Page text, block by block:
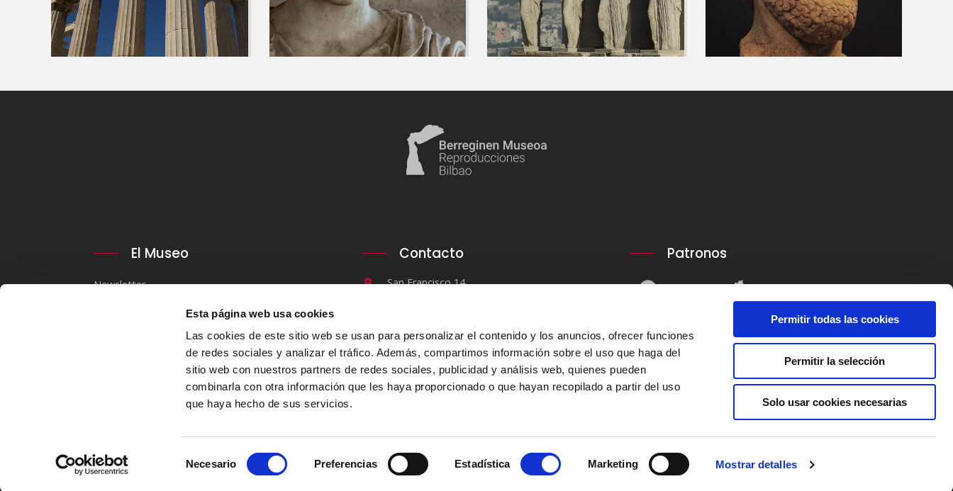
Esta página web usa cookies
Las cookies de este sitio web se usan para personalizar el contenido y los anuncios, ofrecer funciones
de redes sociales y analizar el tráfico. Además, compartimos información sobre el uso que haga del
sitio web con nuestros partners de redes sociales, publicidad y análisis web, quienes pueden
combinarla con otra información que les haya proporcionado o que hayan recopilado a partir del uso
que haya hecho de sus servicios.
Necesario Preferencias Estadística Marketing Mostrar detalles
Permitir todas las cookies
Permitir la selección
Solo usar cookies necesarias
El Museo
Newsletter
Aviso Legal y Política de privacidad
Contacto
San Francisco 14.
Envíanos un e-mail
Patronos
Copyright © 2026. Museo Reproducciones Bilbao. Todos los derechos reservados